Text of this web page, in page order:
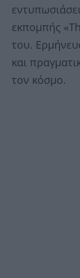
εκπομπής
του.
και
τον κόσμο.